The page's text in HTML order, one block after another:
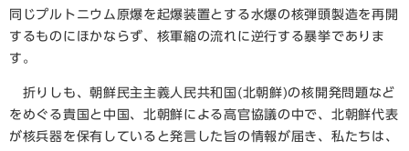
同じプルトニウム原爆を起爆装置とする水爆の核弾頭製造を再開
するものにほかならず、核軍縮の流れに逆行する暴挙でありま
す。
折りしも、朝鮮民主主義人民共和国(北朝鮮)の核開発問題など
をめぐる貴国と中国、北朝鮮による高官協議の中で、北朝鮮代表
が核兵器を保有していると発言した旨の情報が届き、私たちは、